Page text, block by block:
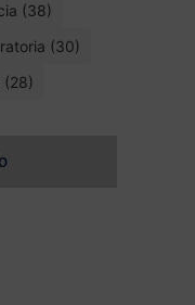
(38)
(30)
(28)